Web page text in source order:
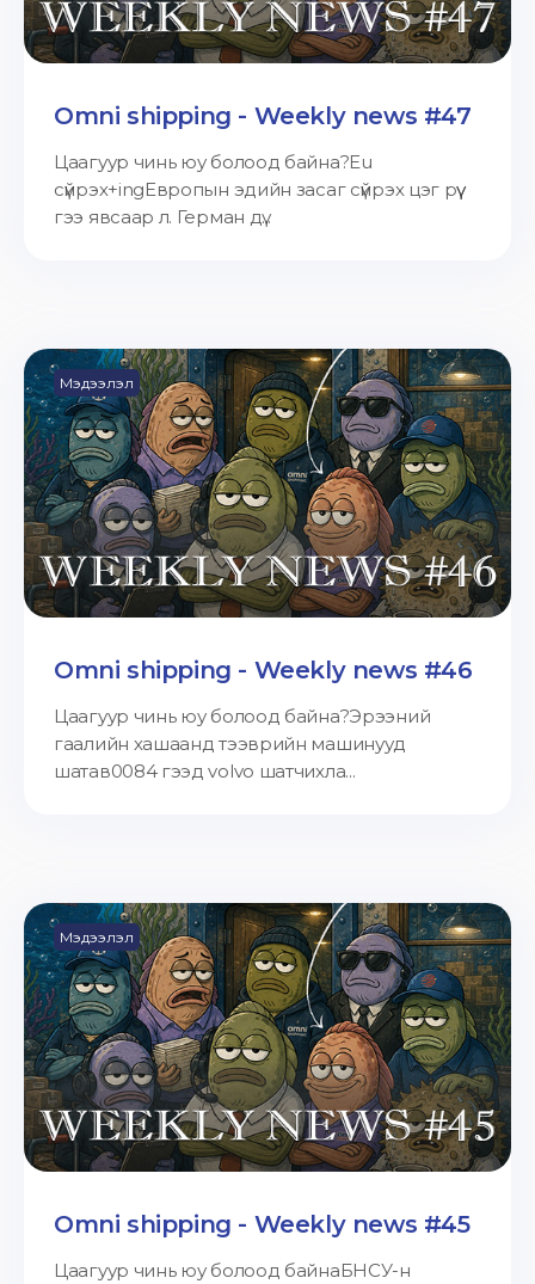
Omni shipping - Weekly news #47
Цаагуур чинь юу болоод байна?Eu
сүйрэх+ingЕвропын эдийн засаг сүйрэх цэг рүү
гээ явсаар л. Герман дү...
Мэдээлэл
Omni shipping - Weekly news #46
Цаагуур чинь юу болоод байна?Эрээний
гаалийн хашаанд тээврийн машинууд
шатав0084 гээд volvo шатчихла...
Мэдээлэл
Omni shipping - Weekly news #45
Цаагуур чинь юу болоод байнаБНСУ-н